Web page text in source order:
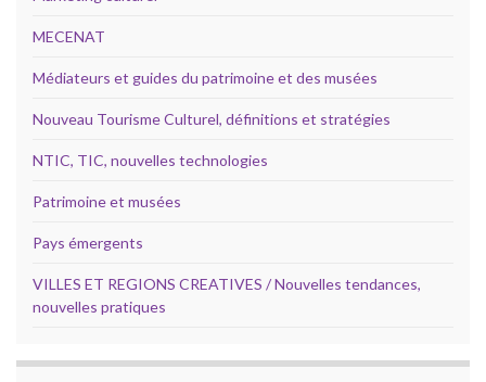
MECENAT
Médiateurs et guides du patrimoine et des musées
Nouveau Tourisme Culturel, définitions et stratégies
NTIC, TIC, nouvelles technologies
Patrimoine et musées
Pays émergents
VILLES ET REGIONS CREATIVES / Nouvelles tendances,
nouvelles pratiques